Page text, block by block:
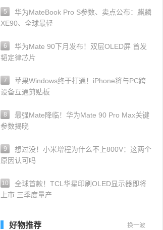
5
华为MateBook Pro S参数、卖点公布：麒麟
XE90、全球最轻
6
华为Mate 90下月发布！双层OLED屏 首发
韬定律芯片
7
苹果Windows终于打通！iPhone将与PC跨
设备互通剪贴板
8
最强Mate降临！华为Mate 90 Pro Max关键
参数揭晓
9
想过没！小米增程为什么不上800V：这两个
原因认可吗
10
全球首款！TCL华星印刷OLED显示器即将
上市 三季度量产
好物推荐 换一波